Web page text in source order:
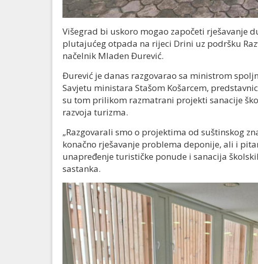
Višegrad bi uskoro mogao započeti rješavanje
plutajućeg otpada na rijeci Drini uz podršku
načelnik Mladen Đurević.
Đurević je danas razgovarao sa ministrom
Savjetu ministara Stašom Košarcem,
su tom prilikom razmatrani projekti sanacije
razvoja turizma.
„Razgovarali smo o projektima od suštinskog
konačno rješavanje problema deponije, ali i
unapređenje turističke ponude i sanacija
sastanka.